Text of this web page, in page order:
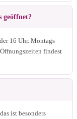
geöffnet?
16 Uhr. Montags
findest
ist besonders